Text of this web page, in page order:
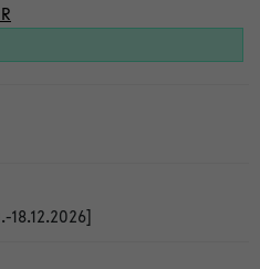
18.12.2026]